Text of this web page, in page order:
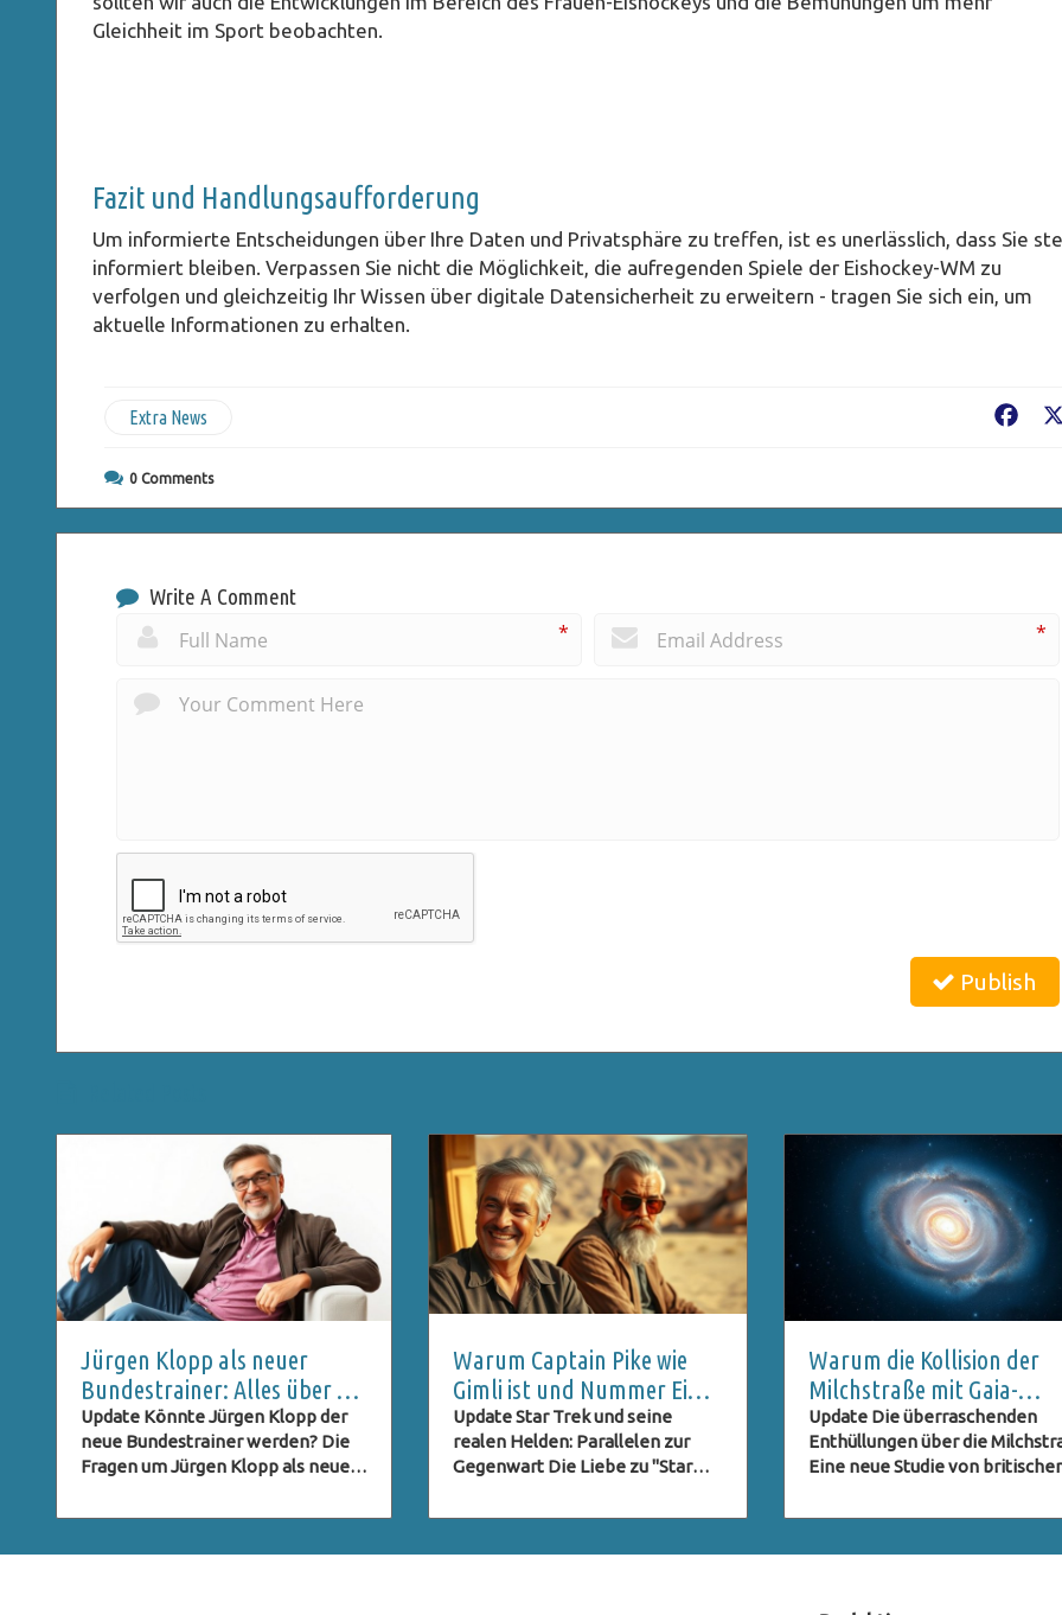
Gleichheit im Sport beobachten.
Fazit und Handlungsaufforderung
Um informierte Entscheidungen über Ihre Daten und Privatsphäre zu treffen, ist es unerlässlich, dass Sie
informiert bleiben. Verpassen Sie nicht die Möglichkeit, die aufregenden Spiele der Eishockey-WM zu
verfolgen und gleichzeitig Ihr Wissen über digitale Datensicherheit zu erweitern - tragen Sie sich ein, um
aktuelle Informationen zu erhalten.
Extra News
0 Comments
Write A Comment
*
*
Publish
Jürgen Klopp als neuer
Bundestrainer: Alles über die
DFB-Pressekonferenz und
Live-Stream
Update Könnte Jürgen Klopp der
neue Bundestrainer werden? Die
Fragen um Jürgen Klopp als neuer
Fußballverbands (DFB) stehen im
Warum Captain Pike wie
Gimli ist und Nummer Eins
ein Geheimnis bleibt
Update Star Trek und seine
realen Helden: Parallelen zur
Gegenwart Die Liebe zu "Star
sich nicht nur in der
Warum die Kollision der
Milchstraße mit Gaia-
Enceladus ihre Form
veränderte
Update Die überraschenden
Enthüllungen über die
Eine neue Studie von
hat das Bild unserer